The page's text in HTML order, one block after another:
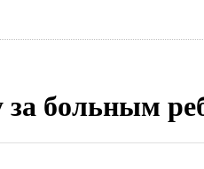
за больным